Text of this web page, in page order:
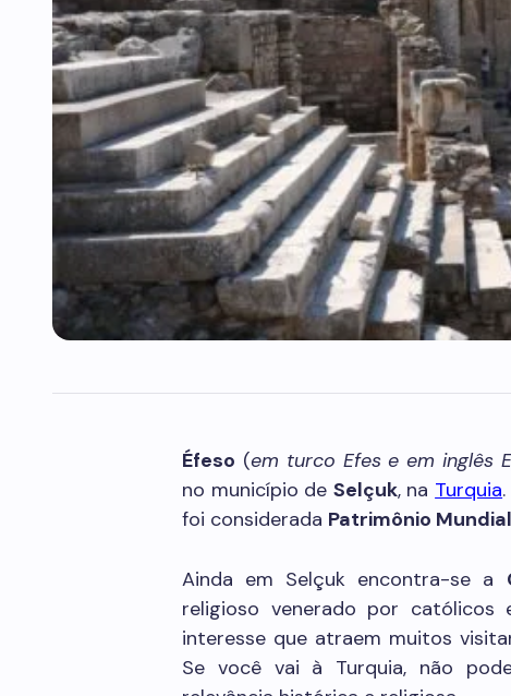
Éfeso (em turco Efes e em inglês
no município de Selçuk, na Turquia
foi considerada Patrimônio
Ainda em Selçuk encontra-se a
religioso venerado por católicos
interesse que atraem muitos
Se você vai à Turquia, não